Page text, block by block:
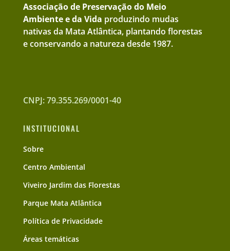
Associação de Preservação do Meio
Ambiente e da Vida produzindo mudas
nativas da Mata Atlântica, plantando florestas
e conservando a natureza desde 1987.
CNPJ: 79.355.269/0001-40
INSTITUCIONAL
Sobre
Centro Ambiental
Viveiro Jardim das Florestas
Parque Mata Atlântica
Política de Privacidade
Áreas temáticas